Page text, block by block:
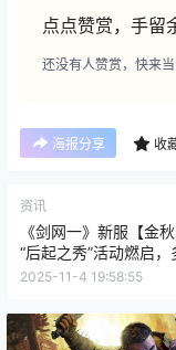
点点赞赏，手留
还没有人赞赏，快来当
海报分享 收
资讯
《剑网一》新服【金秋
“后起之秀”活动燃启，
礼助侠士快速崛起！
2025-11-4 19:58:55